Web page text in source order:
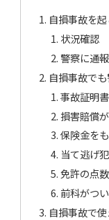
自損事故を
状況確認
警察に通報
自損事故で
事故証明
損害賠償
保険金を
当て逃げ
免許の点
前科がつ
自損事故で